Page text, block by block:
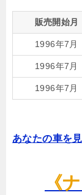
販売開始月
1996年7月
1996年7月
1996年7月
あなたの車を
《